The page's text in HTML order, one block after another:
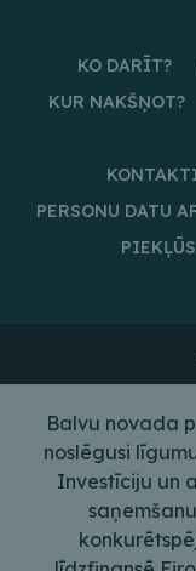
KO DARĪT?
KUR NAKŠŅOT?
PERSONU DATU
Balvu novada
noslēgusi
Investīciju un